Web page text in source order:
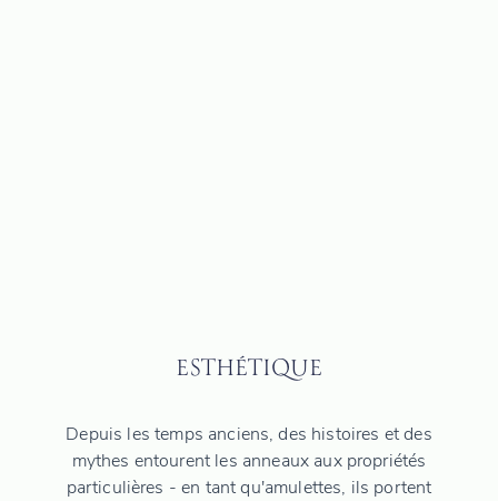
ESTHÉTIQUE
Depuis les temps anciens, des histoires et des
mythes entourent les anneaux aux propriétés
particulières - en tant qu'amulettes, ils portent